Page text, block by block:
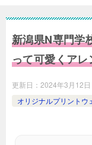
新潟県N専門学
って可愛くアレ
更新日： 2024年3月12日
オリジナルプリントウ